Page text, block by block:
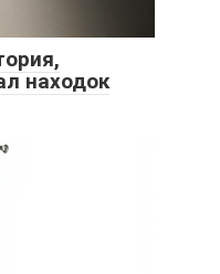
находок